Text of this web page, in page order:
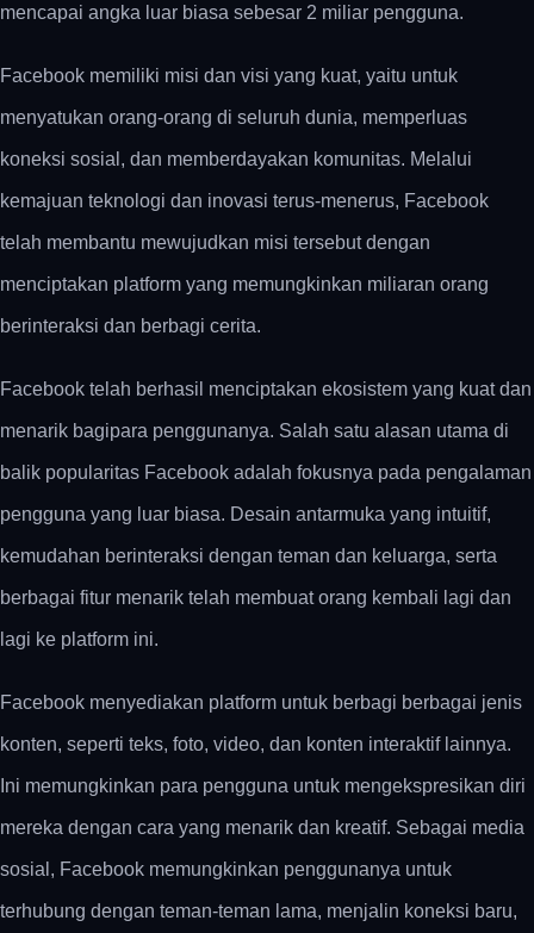
mencapai angka luar biasa sebesar 2 miliar pengguna.
Facebook memiliki misi dan visi yang kuat, yaitu untuk
menyatukan orang-orang di seluruh dunia, memperluas
koneksi sosial, dan memberdayakan komunitas. Melalui
kemajuan teknologi dan inovasi terus-menerus, Facebook
telah membantu mewujudkan misi tersebut dengan
menciptakan platform yang memungkinkan miliaran orang
berinteraksi dan berbagi cerita.
Facebook telah berhasil menciptakan ekosistem yang kuat dan
menarik bagipara penggunanya. Salah satu alasan utama di
balik popularitas Facebook adalah fokusnya pada pengalaman
pengguna yang luar biasa. Desain antarmuka yang intuitif,
kemudahan berinteraksi dengan teman dan keluarga, serta
berbagai fitur menarik telah membuat orang kembali lagi dan
lagi ke platform ini.
Facebook menyediakan platform untuk berbagi berbagai jenis
konten, seperti teks, foto, video, dan konten interaktif lainnya.
Ini memungkinkan para pengguna untuk mengekspresikan diri
mereka dengan cara yang menarik dan kreatif. Sebagai media
sosial, Facebook memungkinkan penggunanya untuk
terhubung dengan teman-teman lama, menjalin koneksi baru,